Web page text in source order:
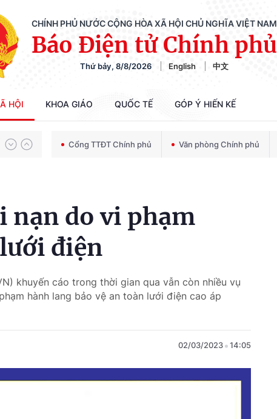
CHÍNH PHỦ NƯỚC CỘNG HÒA XÃ HỘI CHỦ NGHĨA VIỆT NAM
Báo Điện tử Chính phủ
Thứ bảy, 8/8/2026 English 中文
HỘI KHOA GIÁO QUỐC TẾ GÓP Ý HIẾN KẾ
Cổng TTĐT Chính phủ Văn phòng Chính phủ
nạn do vi phạm
điện
khuyến cáo trong thời gian qua vẫn còn nhiều vụ
hành lang bảo vệ an toàn lưới điện cao áp
02/03/2023 14:05